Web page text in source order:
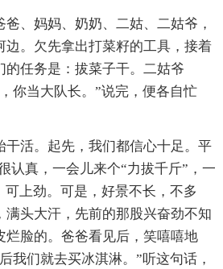
、妈妈、奶奶、二姑、二姑爷，
边。欠先拿出打菜籽的工具，接着
的任务是：拔菜子干。二姑爷
你当大队长。”说完，便各自忙
干活。起先，我们都信心十足。平
认真，一会儿来个“力拔千斤”，一
可上劲。可是，好景不长，不多
满头大汗，先前的那股兴奋劲不知
烂脸的。爸爸看见后，笑嘻嘻地
我们就去买冰淇淋。”听这句话，